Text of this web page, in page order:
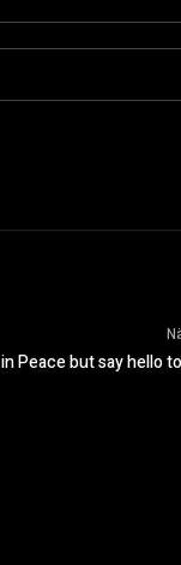
Peace but say hello